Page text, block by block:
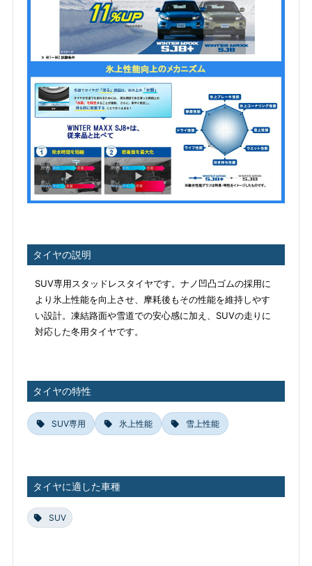
タイヤの説明
SUV専用スタッドレスタイヤです。ナノ凹凸ゴムの採用に
より氷上性能を向上させ、摩耗後もその性能を維持しやす
い設計。凍結路面や雪道での安心感に加え、SUVの走りに
対応した冬用タイヤです。
タイヤの特性
SUV専用 氷上性能 雪上性能
タイヤに適した車種
SUV